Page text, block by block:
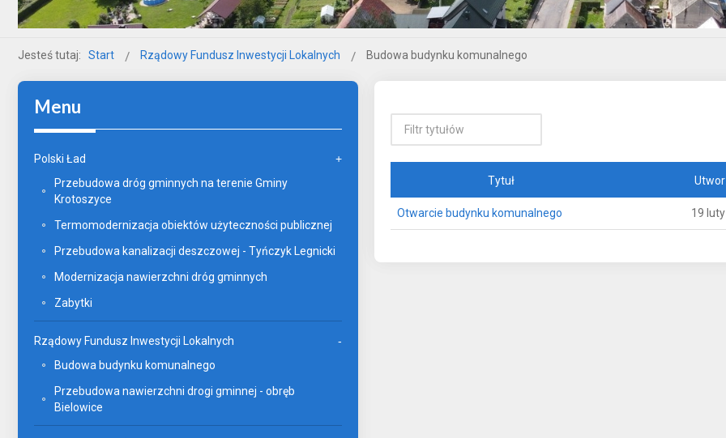
Jesteś tutaj: Start Rządowy Fundusz Inwestycji Lokalnych Budowa budynku komunalnego
Tytuł
Otwarcie budynku komunalnego 19
Menu
Polski Ład
Przebudowa dróg gminnych na terenie Gminy
Krotoszyce
Termomodernizacja obiektów użyteczności publicznej
Przebudowa kanalizacji deszczowej - Tyńczyk Legnicki
Modernizacja nawierzchni dróg gminnych
Zabytki
Rządowy Fundusz Inwestycji Lokalnych
Budowa budynku komunalnego
Przebudowa nawierzchni drogi gminnej - obręb
Bielowice